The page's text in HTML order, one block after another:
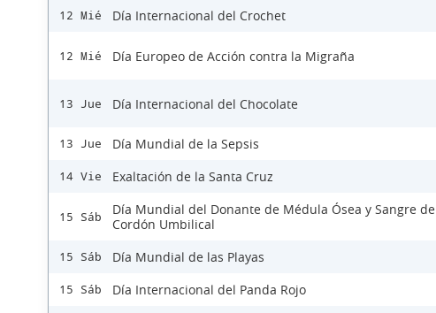
12 Mié Día Internacional del Crochet
12 Mié Día Europeo de Acción contra la Migraña
13 Jue Día Internacional del Chocolate
13 Jue Día Mundial de la Sepsis
14 Vie Exaltación de la Santa Cruz
15 Sáb
Día Mundial del Donante de Médula Ósea y Sangre de
Cordón Umbilical
15 Sáb Día Mundial de las Playas
15 Sáb Día Internacional del Panda Rojo